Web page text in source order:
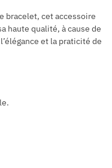
bracelet, cet accessoire
haute qualité, à cause de
et la praticité de